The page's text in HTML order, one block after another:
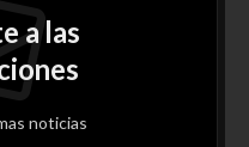
a las
noticias